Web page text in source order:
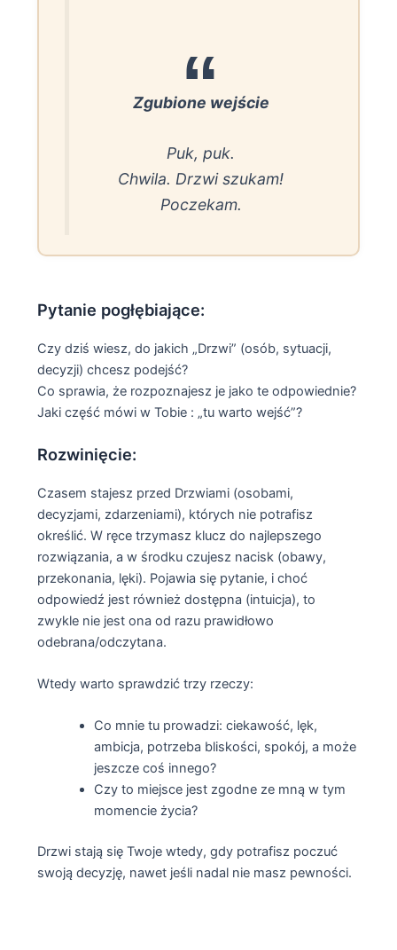
Zgubione wejście
Puk, puk.
Chwila. Drzwi szukam!
Poczekam.
Pytanie pogłębiające:
Czy dziś wiesz, do jakich „Drzwi” (osób, sytuacji,
decyzji) chcesz podejść?
Co sprawia, że rozpoznajesz je jako te odpowiednie?
Jaki część mówi w Tobie : „tu warto wejść”?
Rozwinięcie:
Czasem stajesz przed Drzwiami (osobami,
decyzjami, zdarzeniami), których nie potrafisz
określić. W ręce trzymasz klucz do najlepszego
rozwiązania, a w środku czujesz nacisk (obawy,
przekonania, lęki). Pojawia się pytanie, i choć
odpowiedź jest również dostępna (intuicja), to
zwykle nie jest ona od razu prawidłowo
odebrana/odczytana.
Wtedy warto sprawdzić trzy rzeczy:
Co mnie tu prowadzi: ciekawość, lęk,
ambicja, potrzeba bliskości, spokój, a może
jeszcze coś innego?
Czy to miejsce jest zgodne ze mną w tym
momencie życia?
Drzwi stają się Twoje wtedy, gdy potrafisz poczuć
swoją decyzję, nawet jeśli nadal nie masz pewności.